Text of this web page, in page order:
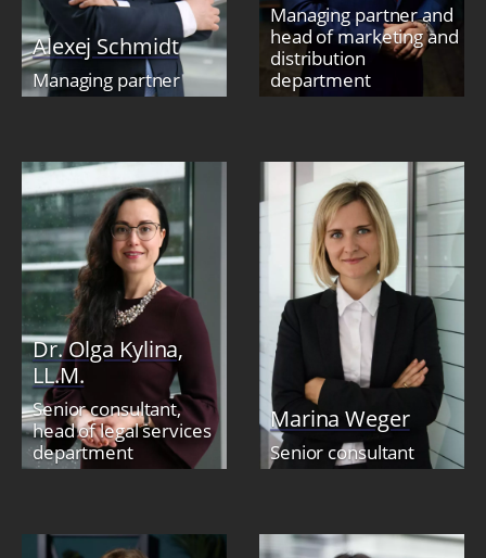
Alexej Schmidt
Managing partner
Managing partner and
head of marketing and
distribution
department
Dr. Olga Kylina,
LL.M.
Senior consultant,
head of legal services
department
Marina Weger
Senior consultant